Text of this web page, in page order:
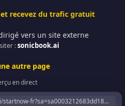
recevez du trafic gratuit
vers un site externe
:sonicbook.ai
autre page
en direct
https://www.sonicbook.ai/startnow-fr?sa=sa0003212683dd183ec02957ca7e6813ba8e6069f0ed